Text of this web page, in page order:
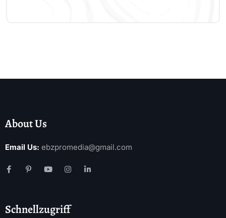
About Us
Email Us: ebzpromedia@gmail.com
Schnellzugriff